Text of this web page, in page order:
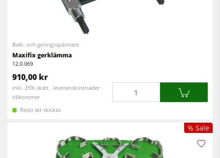
Kantlistmaskiner
Bredbandslipmaskiner
Bredband- & kantslipmaskin
Borst- och borstslipmaskiner
Bandsågar
Vägg- och ­plattuppdelningssåg
Brikettpress
Bordsfräsar
Cirkelsåg/Fräs
Kombimaskiner
Kantlistmaskiner
Slipmaskiner
Bandsågar
Borrmaskiner
Matarverk
Balk- och geringsspännare
Maxifix gerklämma
12.0.069
910,00 kr
inkl. 25% skatt , leveranskostnader
tillkommer
Redo att skickas
% Sale